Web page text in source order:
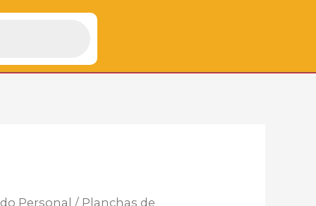
Personal / Planchas de